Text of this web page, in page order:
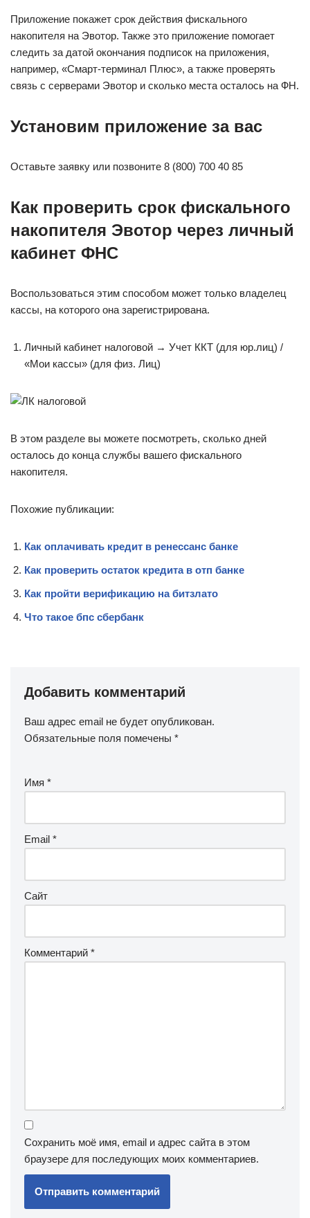
Приложение покажет срок действия фискального
накопителя на Эвотор. Также это приложение помогает
следить за датой окончания подписок на приложения,
например, «Смарт-терминал Плюс», а также проверять
связь с серверами Эвотор и сколько места осталось на ФН.
Установим приложение за вас
Оставьте заявку или позвоните 8 (800) 700 40 85
Как проверить срок фискального
накопителя Эвотор через личный
кабинет ФНС
Воспользоваться этим способом может только владелец
кассы, на которого она зарегистрирована.
Личный кабинет налоговой → Учет ККТ (для юр.лиц) /
«Мои кассы» (для физ. Лиц)
В этом разделе вы можете посмотреть, сколько дней
осталось до конца службы вашего фискального
накопителя.
Похожие публикации:
Как оплачивать кредит в ренессанс банке
Как проверить остаток кредита в отп банке
Как пройти верификацию на битзлато
Что такое бпс сбербанк
Добавить комментарий
Ваш адрес email не будет опубликован.
Обязательные поля помечены *
Имя *
Email *
Сайт
Комментарий *
Сохранить моё имя, email и адрес сайта в этом
браузере для последующих моих комментариев.